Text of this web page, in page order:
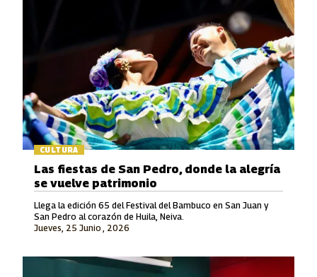
CULTURA
Jueves, 25 Junio , 2026
Las fiestas de San Pedro, donde la alegría
se vuelve patrimonio
Llega la edición 65 del Festival del Bambuco en San Juan y
San Pedro al corazón de Huila, Neiva.